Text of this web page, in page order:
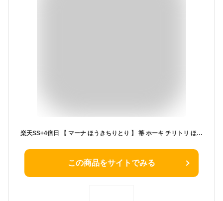
楽天SS+4倍日 【 マーナ ほうきちりとり 】 箒 ホーキ チリトリ ほうきセット 自立式 自立する 立つ 立てる 立てられる スタンド 省スペース コンパクト 掃除道具 清潔 室内 玄関 庭 溝 屋外 ホワイト シンプル W628 北欧 おしゃれ かわいい きれいに暮らす marna
この商品をサイトでみる